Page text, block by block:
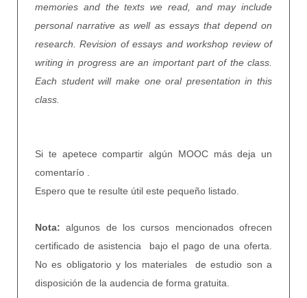
memories and the texts we read, and may include
personal narrative as well as essays that depend on
research. Revision of essays and workshop review of
writing in progress are an important part of the class.
Each student will make one oral presentation in this
class.
Si te apetece compartir algún MOOC más deja un
comentarío .
Espero que te resulte útil este pequeño listado.
Nota: algunos de los cursos mencionados ofrecen
certificado de asistencia bajo el pago de una oferta.
No es obligatorio y los materiales de estudio son a
disposición de la audencia de forma gratuita.